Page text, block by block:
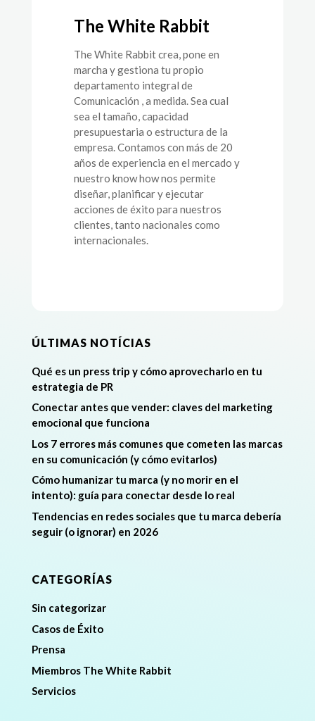
The White Rabbit
The White Rabbit crea, pone en
marcha y gestiona tu propio
departamento integral de
Comunicación , a medida. Sea cual
sea el tamaño, capacidad
presupuestaria o estructura de la
empresa. Contamos con más de 20
años de experiencia en el mercado y
nuestro know how nos permite
diseñar, planificar y ejecutar
acciones de éxito para nuestros
clientes, tanto nacionales como
internacionales.
ÚLTIMAS NOTÍCIAS
Qué es un press trip y cómo aprovecharlo en tu
estrategia de PR
Conectar antes que vender: claves del marketing
emocional que funciona
Los 7 errores más comunes que cometen las marcas
en su comunicación (y cómo evitarlos)
Cómo humanizar tu marca (y no morir en el
intento): guía para conectar desde lo real
Tendencias en redes sociales que tu marca debería
seguir (o ignorar) en 2026
CATEGORÍAS
Sin categorizar
Casos de Éxito
Prensa
Miembros The White Rabbit
Servicios